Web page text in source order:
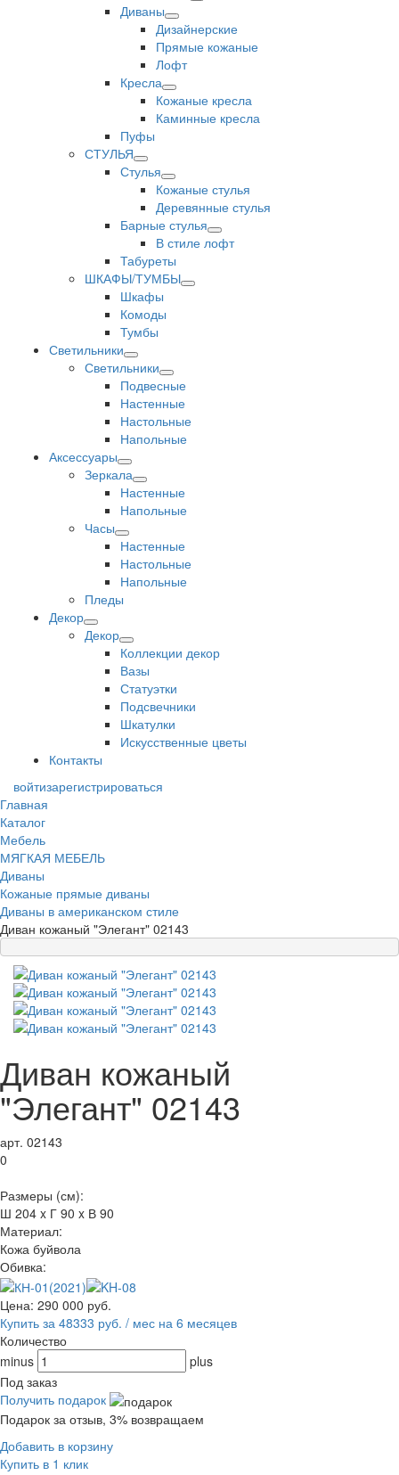
Диваны
Дизайнерские
Прямые кожаные
Лофт
Кресла
Кожаные кресла
Каминные кресла
Пуфы
СТУЛЬЯ
Стулья
Кожаные стулья
Деревянные стулья
Барные стулья
В стиле лофт
Табуреты
ШКАФЫ/ТУМБЫ
Шкафы
Комоды
Тумбы
Светильники
Светильники
Подвесные
Настенные
Настольные
Напольные
Аксессуары
Зеркала
Настенные
Напольные
Часы
Настенные
Настольные
Напольные
Пледы
Декор
Декор
Коллекции декор
Вазы
Статуэтки
Подсвечники
Шкатулки
Искусственные цветы
Контакты
войтизарегистрироваться
Главная
Каталог
Мебель
МЯГКАЯ МЕБЕЛЬ
Диваны
Кожаные прямые диваны
Диваны в американском стиле
Диван кожаный "Элегант" 02143
Диван кожаный
"Элегант" 02143
арт. 02143
0
Размеры (см):
Ш 204 x Г 90 x В 90
Материал:
Кожа буйвола
Обивка:
Цена: 290 000 руб.
Купить за 48333 руб. / мес на 6 месяцев
Количество
minus
plus
Под заказ
Получить подарок
Подарок за отзыв, 3% возвращаем
Добавить в корзину
Купить в 1 клик